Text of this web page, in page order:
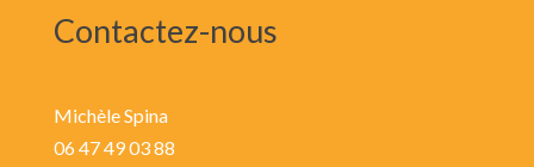
Contactez-nous
Michèle Spina
06 47 49 03 88